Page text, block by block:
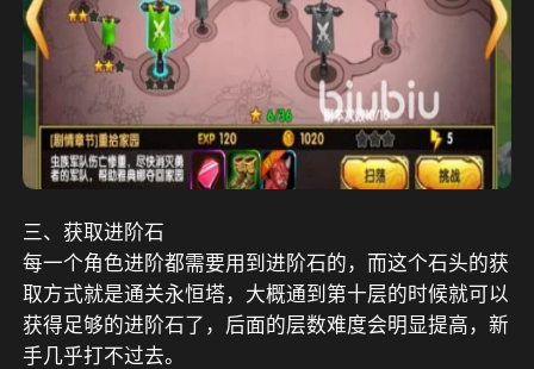
三、获取进阶石
每一个角色进阶都需要用到进阶石的，而这个石头的获
取方式就是通关永恒塔，大概通到第十层的时候就可以
获得足够的进阶石了，后面的层数难度会明显提高，新
手几乎打不过去。